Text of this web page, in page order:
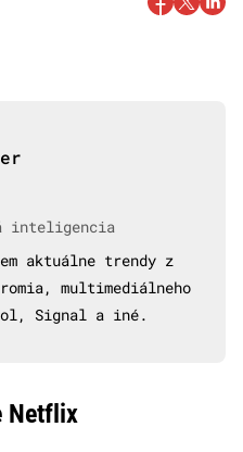
inteligencia
aktuálne trendy z
multimediálneho
Signal a iné.
Netflix